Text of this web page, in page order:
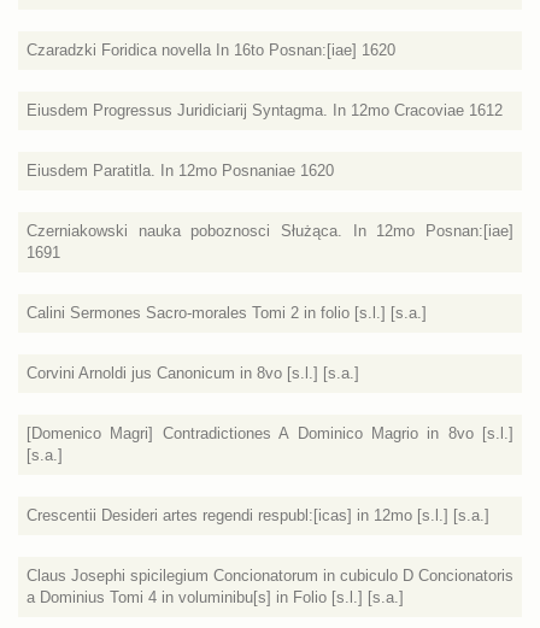
Czaradzki Foridica novella In 16to Posnan:[iae] 1620
Eiusdem Progressus Juridiciarij Syntagma. In 12mo Cracoviae 1612
Eiusdem Paratitla. In 12mo Posnaniae 1620
Czerniakowski nauka poboznosci Służąca. In 12mo Posnan:[iae]
1691
Calini Sermones Sacro-morales Tomi 2 in folio [s.l.] [s.a.]
Corvini Arnoldi jus Canonicum in 8vo [s.l.] [s.a.]
[Domenico Magri] Contradictiones A Dominico Magrio in 8vo [s.l.]
[s.a.]
Crescentii Desideri artes regendi respubl:[icas] in 12mo [s.l.] [s.a.]
Claus Josephi spicilegium Concionatorum in cubiculo D Concionatoris
a Dominius Tomi 4 in voluminibu[s] in Folio [s.l.] [s.a.]